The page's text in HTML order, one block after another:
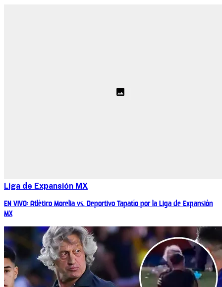
Liga de Expansión MX
EN VIVO: Atlético Morelia vs. Deportivo Tapatío por la Liga de Expansión
MX